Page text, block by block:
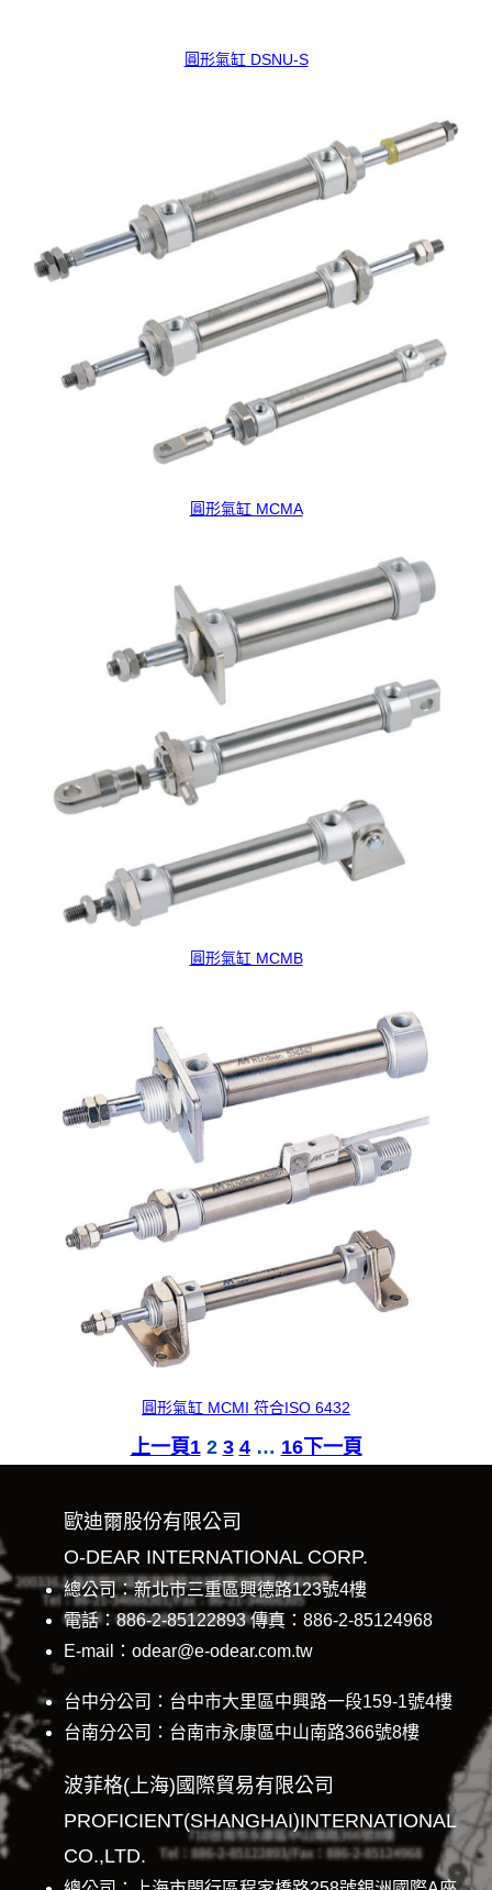
圓形氣缸 DSNU-S
圓形氣缸 MCMA
圓形氣缸 MCMB
圓形氣缸 MCMI 符合ISO 6432
上一頁1 2 3 4 … 16下一頁
歐迪爾股份有限公司
O-DEAR INTERNATIONAL CORP.
總公司：新北市三重區興德路123號4樓
電話：886-2-85122893 傳真：886-2-85124968
E-mail：odear@e-odear.com.tw
台中分公司：台中市大里區中興路一段159-1號4樓
台南分公司：台南市永康區中山南路366號8樓
波菲格(上海)國際貿易有限公司
PROFICIENT(SHANGHAI)INTERNATIONAL
CO.,LTD.